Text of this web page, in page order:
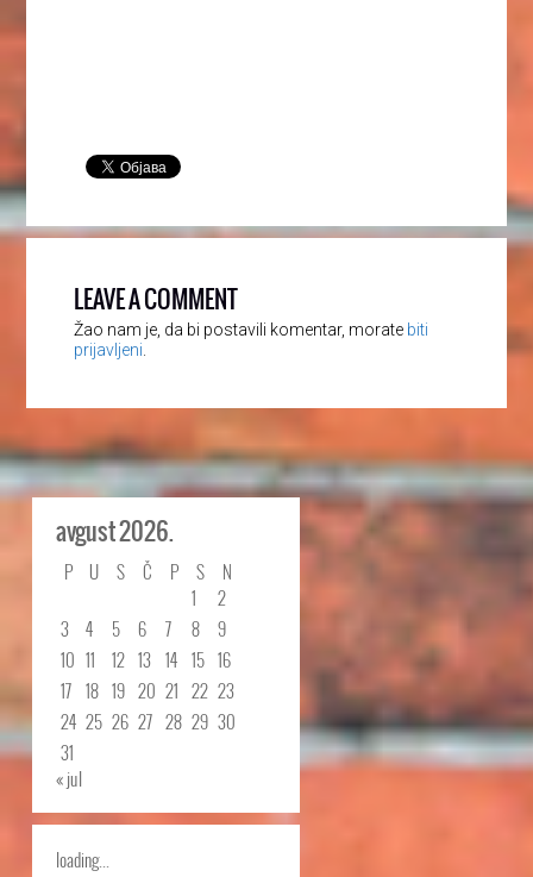
LEAVE A COMMENT
Žao nam je, da bi postavili komentar, morate biti
prijavljeni
avgust 2026.
P U S Č P S
N
1
2
3
4 5 6 7 8
9
10 11 12 13 14 15 16
17 18 19 20 21 22 23
24 25 26 27 28 29 30
31
« jul
loading...